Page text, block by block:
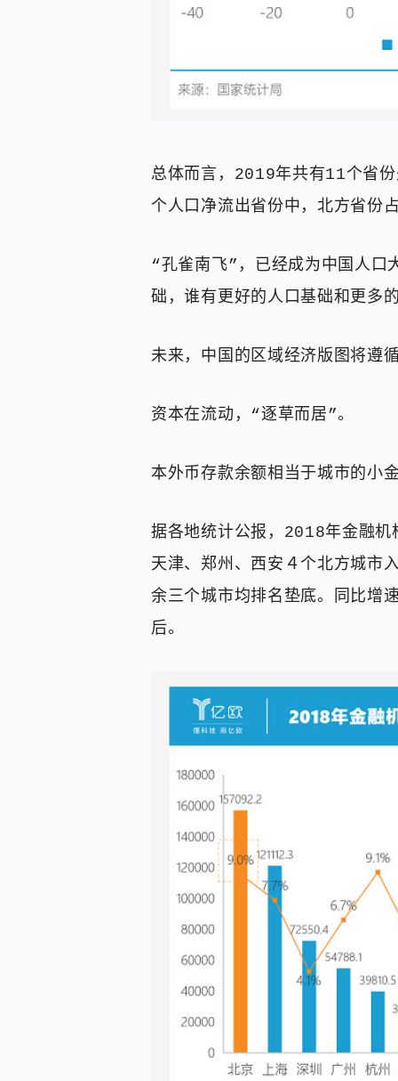
总体而言，2019年共有11个省
个人口净流出省份中，北方省份
“孔雀南飞”，已经成为中国人口
础，谁有更好的人口基础和更多
未来，中国的区域经济版图将遵
资本在流动，“逐草而居”。
本外币存款余额相当于城市的小
据各地统计公报，2018年金融
天津、郑州、西安４个北方城市
余三个城市均排名垫底。同比增
后。